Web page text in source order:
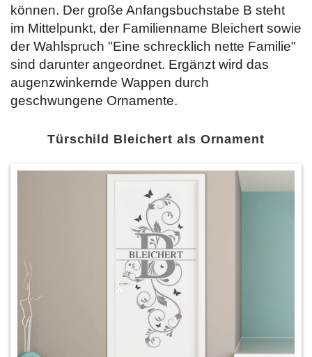
können. Der große Anfangsbuchstabe B steht
im Mittelpunkt, der Familienname Bleichert sowie
der Wahlspruch "Eine schrecklich nette Familie"
sind darunter angeordnet. Ergänzt wird das
augenzwinkernde Wappen durch
geschwungene Ornamente.
Türschild Bleichert als Ornament